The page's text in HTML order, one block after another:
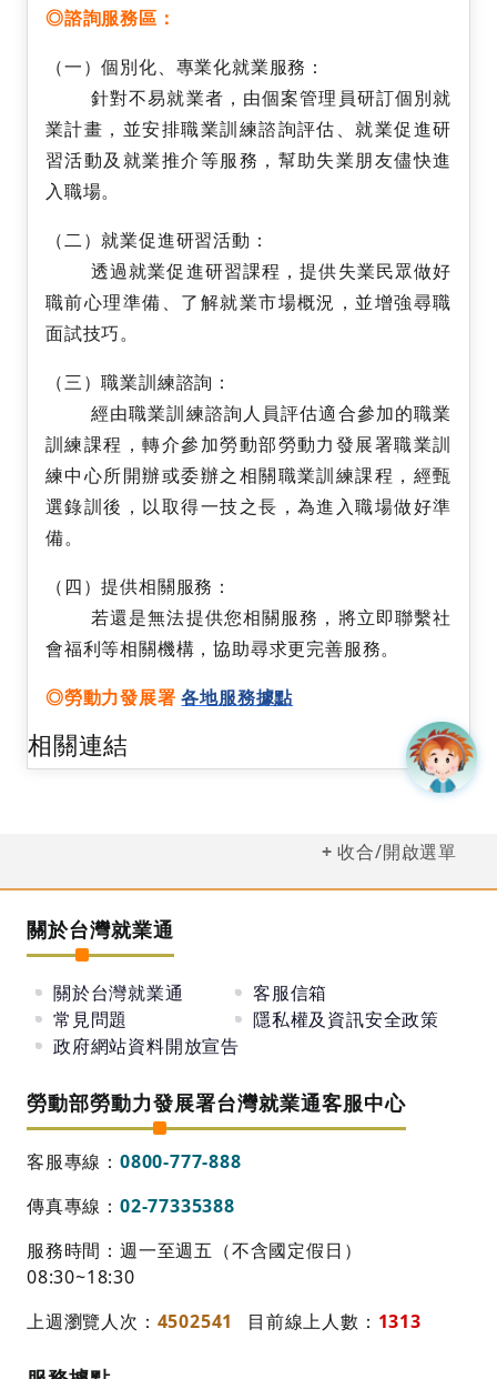
◎諮詢服務區：
（一）個別化、專業化就業服務：
針對不易就業者，由個案管理員研訂個別就
業計畫，並安排職業訓練諮詢評估、就業促進研
習活動及就業推介等服務，幫助失業朋友儘快進
入職場。
（二）就業促進研習活動：
透過就業促進研習課程，提供失業民眾做好
職前心理準備、了解就業市場概況，並增強尋職
面試技巧。
（三）職業訓練諮詢：
經由職業訓練諮詢人員評估適合參加的職業
訓練課程，轉介參加勞動部勞動力發展署職業訓
練中心所開辦或委辦之相關職業訓練課程，經甄
選錄訓後，以取得一技之長，為進入職場做好準
備。
（四）提供相關服務：
若還是無法提供您相關服務，將立即聯繫社
會福利等相關機構，協助尋求更完善服務。
◎勞動力發展署各地服務據點
相關連結
收合/開啟選單
關於台灣就業通
關於台灣就業通
客服信箱
常見問題
隱私權及資訊安全政策
政府網站資料開放宣告
勞動部勞動力發展署台灣就業通客服中心
客服專線： 0800-777-888
傳真專線： 02-77335388
服務時間：週一至週五（不含國定假日）
08:30~18:30
上週瀏覽人次： 4502541 目前線上人數： 1313